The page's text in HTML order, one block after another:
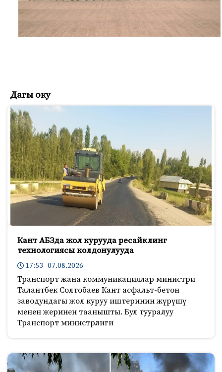
Дагы оку
Кант АБЗда жол курууда ресайклинг
технологиясы колдонулууда
17:53 07.08.2026
Транспорт жана коммуникациялар министри
Талантбек Солтобаев Кант асфальт-бетон
заводундагы жол куруу иштеринин жүрүшү
менен жеринен таанышты. Бул тууралуу
Транспорт министрлиги